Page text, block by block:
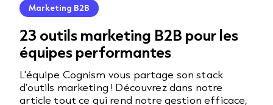
Marketing B2B
23 outils marketing B2B pour les
équipes performantes
L'équipe Cognism vous partage son stack
d'outils marketing ! Découvrez dans notre
article tout ce qui rend notre gestion efficace,